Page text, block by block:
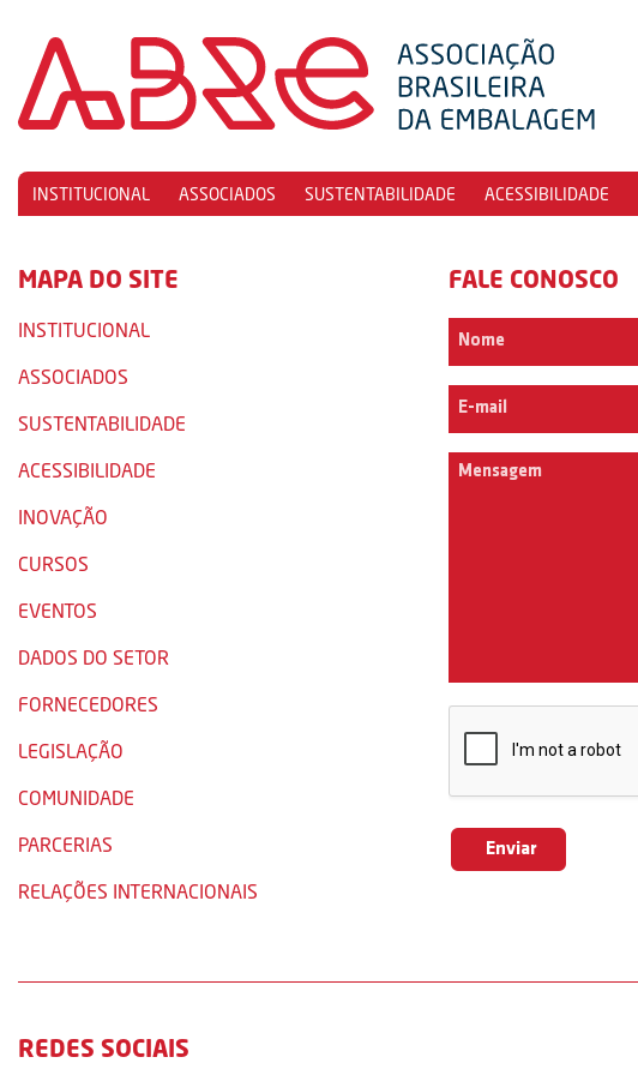
INSTITUCIONAL ASSOCIADOS SUSTENTABILIDADE ACESSIBILIDADE
MAPA DO SITE
INSTITUCIONAL
ASSOCIADOS
SUSTENTABILIDADE
ACESSIBILIDADE
INOVAÇÃO
CURSOS
EVENTOS
DADOS DO SETOR
FORNECEDORES
LEGISLAÇÃO
COMUNIDADE
PARCERIAS
RELAÇÕES INTERNACIONAIS
FALE CONOSCO
REDES SOCIAIS